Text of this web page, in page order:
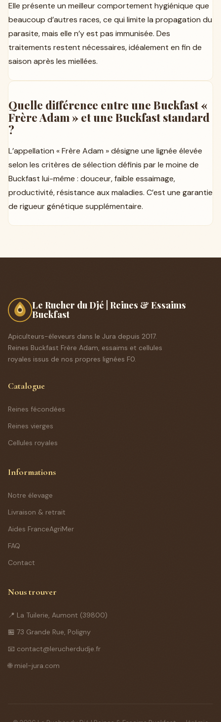
Elle présente un meilleur comportement hygiénique que
beaucoup d’autres races, ce qui limite la propagation du
parasite, mais elle n’y est pas immunisée. Des
traitements restent nécessaires, idéalement en fin de
saison après les miellées.
Quelle différence entre une Buckfast «
Frère Adam » et une Buckfast standard
?
L’appellation « Frère Adam » désigne une lignée élevée
selon les critères de sélection définis par le moine de
Buckfast lui-même : douceur, faible essaimage,
productivité, résistance aux maladies. C’est une garantie
de rigueur génétique supplémentaire.
Le Rucher du Djé | Reines & Essaims
Buckfast
Apiculteurs-éleveurs dans le Jura depuis 2017.
Reines Buckfast Frère Adam, essaims et cellules
royales issus de nos propres lignées F0.
Catalogue
Reines fécondées
Reines vierges
Cellules royales
Informations
Notre élevage
Livraison & retrait
Aides FranceAgriMer
FAQ
Contact
Nous trouver
📍 La Tuilerie, Aumont (39800)
🏪 73 Grande Rue, Poligny
📧 contact@lerucherdudje.fr
🌐 miel-jura.com